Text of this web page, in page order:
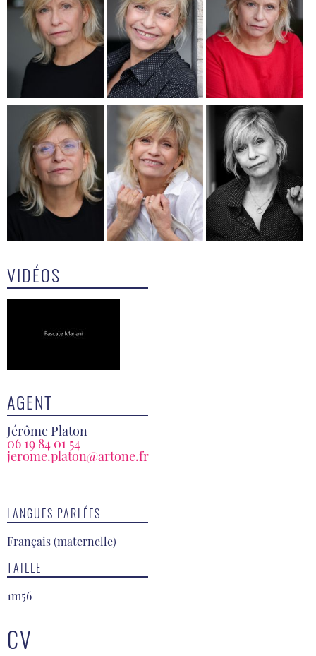
VIDÉOS
AGENT
Jérôme Platon
06 19 84 01 54
jerome.platon@artone.fr
LANGUES PARLÉES
Français (maternelle)
TAILLE
1m56
CV